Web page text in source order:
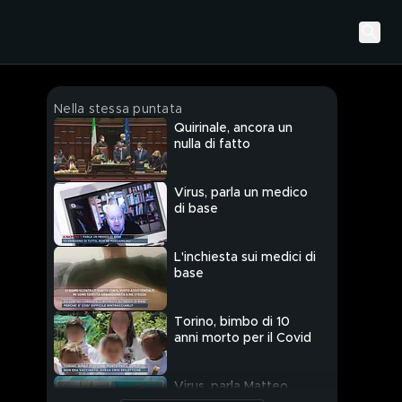
Nella stessa puntata
Quirinale, ancora un
nulla di fatto
Virus, parla un medico
di base
L'inchiesta sui medici di
base
Torino, bimbo di 10
anni morto per il Covid
Virus, parla Matteo